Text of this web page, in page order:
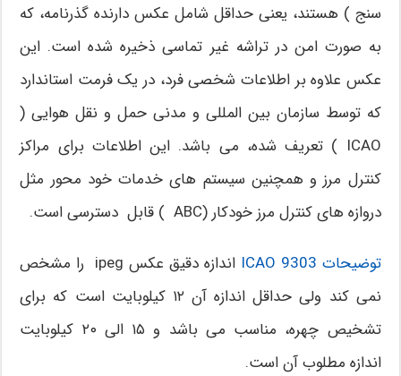
سنج ) هستند، یعنی حداقل شامل عکس دارنده گذرنامه، که
به صورت امن در تراشه غیر تماسی ذخیره شده است. این
عکس علاوه بر اطلاعات شخصی فرد، در یک فرمت استاندارد
که توسط سازمان بین المللی و مدنی حمل و نقل هوایی (
ICAO ) تعریف شده، می باشد. این اطلاعات برای مراکز
کنترل مرز و همچنین سیستم های خدمات خود محور مثل
دروازه های کنترل مرز خودکار (ABC ) قابل دسترسی است.
توضیحات ICAO 9303
اندازه دقیق عکس ipeg را مشخص
نمی کند ولی حداقل اندازه آن ۱۲ کیلوبایت است که برای
تشخیص چهره، مناسب می باشد و ۱۵ الی ۲۰ کیلوبایت
اندازه مطلوب آن است.